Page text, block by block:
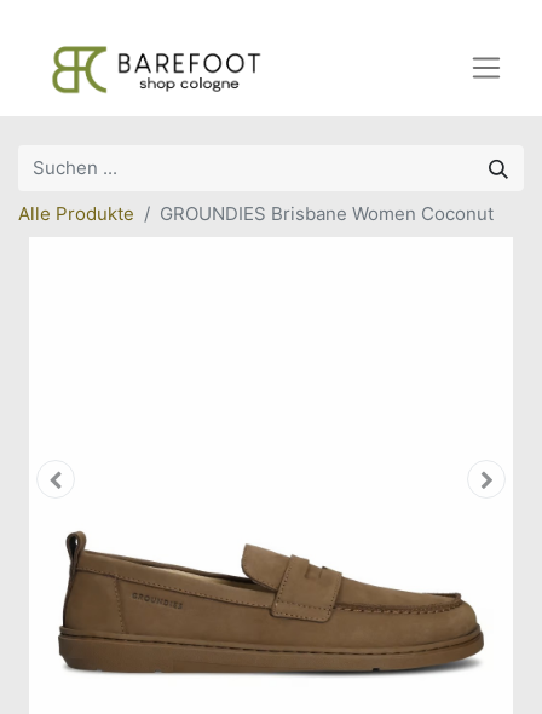
Alle Produkte GROUNDIES Brisbane Women Coconut